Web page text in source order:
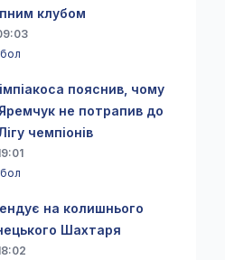
клубом
пояснив, чому
не потрапив до
чемпіонів
на колишнього
Шахтаря